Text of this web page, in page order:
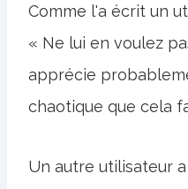
Comme l'a écrit un
« Ne lui en voulez
apprécie
chaotique que cela
Un autre utilisateur